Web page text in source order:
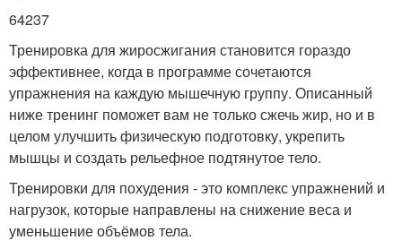
64237
Тренировка для жиросжигания становится гораздо
эффективнее, когда в программе сочетаются
упражнения на каждую мышечную группу. Описанный
ниже тренинг поможет вам не только сжечь жир, но и в
целом улучшить физическую подготовку, укрепить
мышцы и создать рельефное подтянутое тело.
Тренировки для похудения - это комплекс упражнений и
нагрузок, которые направлены на снижение веса и
уменьшение объёмов тела.